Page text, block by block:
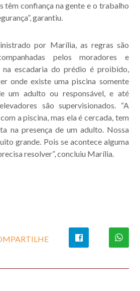
têm confiança na gente e o trabalho
garantiu.
por Marília, as regras são
pelos moradores e
na escadaria do prédio é proibido,
onde existe uma piscina somente
um adulto ou responsável, e até
são supervisionados. “A
a piscina, mas ela é cercada, tem
na presença de um adulto. Nossa
grande. Pois se acontece alguma
resolver”, concluiu Marília.